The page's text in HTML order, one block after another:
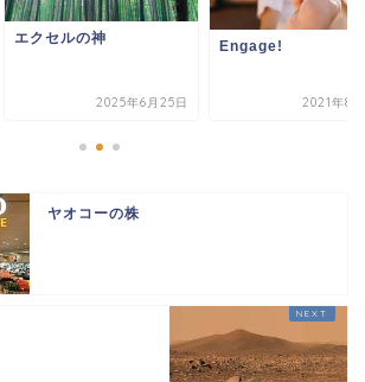
エクセルの神
2025年6月25日
Engage!
2021年8
ヤオコーの株